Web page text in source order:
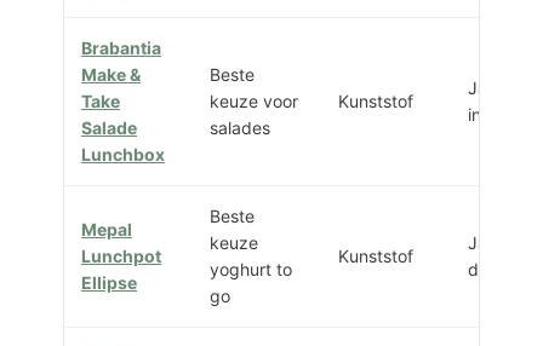
Brabantia
Make &
Take
Salade
Lunchbox
Beste
keuze voor
salades
Kunststof
Ja,
inlay
Mepal
Lunchpot
Ellipse
Beste
keuze
yoghurt to
go
Kunststof
Ja, twee
delen